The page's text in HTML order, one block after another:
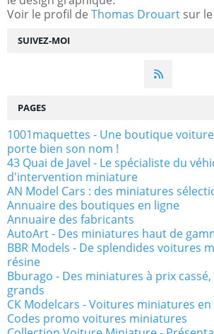
SUIVEZ-MOI
Voir le profil de Thomas Drouart sur
PAGES
1001maquettes - Une boutique
porte bien son nom !
43 Quai de Javel - Le spécialiste du
d'intervention miniature
AN Model Cars : des miniatures
Annuaire des boutiques en ligne
Annuaire des fabricants
AutoArt - Des miniatures haut de
BBR Models - De splendides voitures
résine
Bburago - Des miniatures à prix
grands
CK Modelcars - Voitures miniatures
Codes promo voitures miniatures